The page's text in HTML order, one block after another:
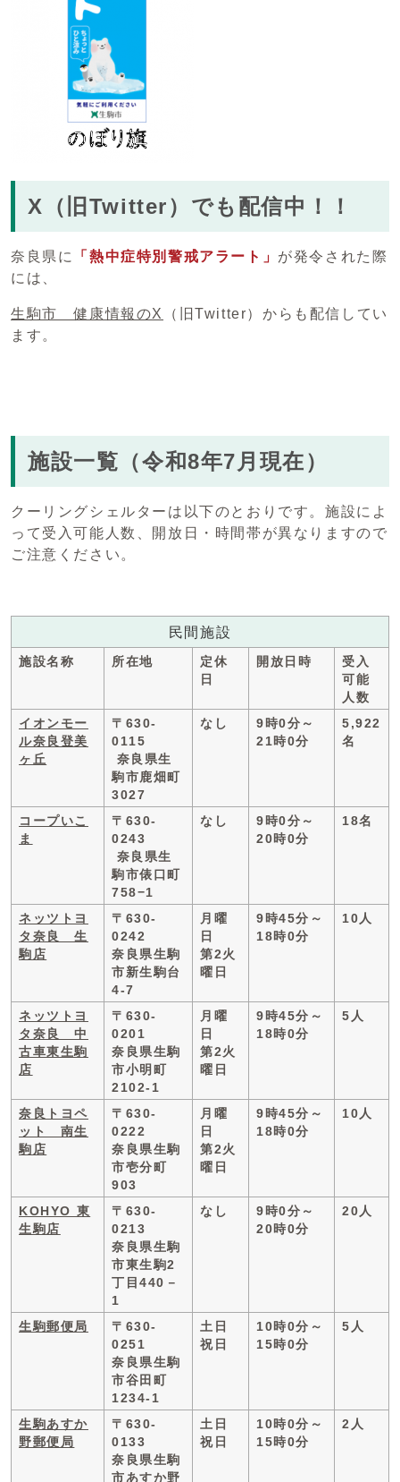
X（旧Twitter）でも配信中！！
奈良県に 「熱中症特別警戒アラート」 が発令された際
には、
生駒市 健康情報のX
（旧Twitter）からも配信してい
ます。
施設一覧（令和8年7月現在）
クーリングシェルターは以下のとおりです。施設によ
って受入可能人数、開放日・時間帯が異なりますので
ご注意ください。
民間施設
施設名称 所在地
定休
日
開放日時
受入
可能
人数
イオンモー
ル奈良登美
ヶ丘
〒630-
0115
奈良県生
駒市鹿畑町
3027
なし
9時0分～
21時0分
5,922
名
コープいこ
ま
〒630-
0243
奈良県生
駒市俵口町
758−1
なし
9時0分～
20時0分
18名
ネッツトヨ
タ奈良 生
駒店
〒630-
0242
奈良県生駒
市新生駒台
4-7
月曜
日
第2火
曜日
9時45分～
18時0分
10人
ネッツトヨ
タ奈良 中
古車東生駒
店
〒630-
0201
奈良県生駒
市小明町
2102-1
月曜
日
第2火
曜日
9時45分～
18時0分
5人
奈良トヨペ
ット 南生
駒店
〒630-
0222
奈良県生駒
市壱分町
903
月曜
日
第2火
曜日
9時45分～
18時0分
10人
KOHYO 東
生駒店
〒630-
0213
奈良県生駒
市東生駒2
丁目440－
1
なし
9時0分～
20時0分
20人
生駒郵便局
〒630-
0251
奈良県生駒
市谷田町
1234-1
土日
祝日
10時0分～
15時0分
5人
生駒あすか
野郵便局
〒630-
0133
奈良県生駒
市あすか野
土日
祝日
10時0分～
15時0分
2人